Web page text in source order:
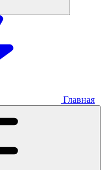
Главная